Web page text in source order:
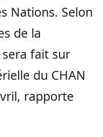
Nations. Selon
de la
fait sur
du CHAN
rapporte